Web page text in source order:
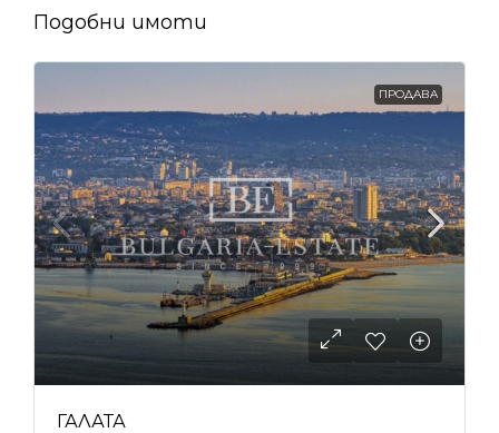
Подобни имоти
ПРОДАВА
ГАЛАТА